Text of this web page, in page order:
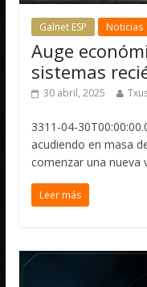
Galnet ESP Noticias
Auge
sistemas
30 abril, 2025
3311-04-
acudiendo en masa
comenzar una nueva
Leer más